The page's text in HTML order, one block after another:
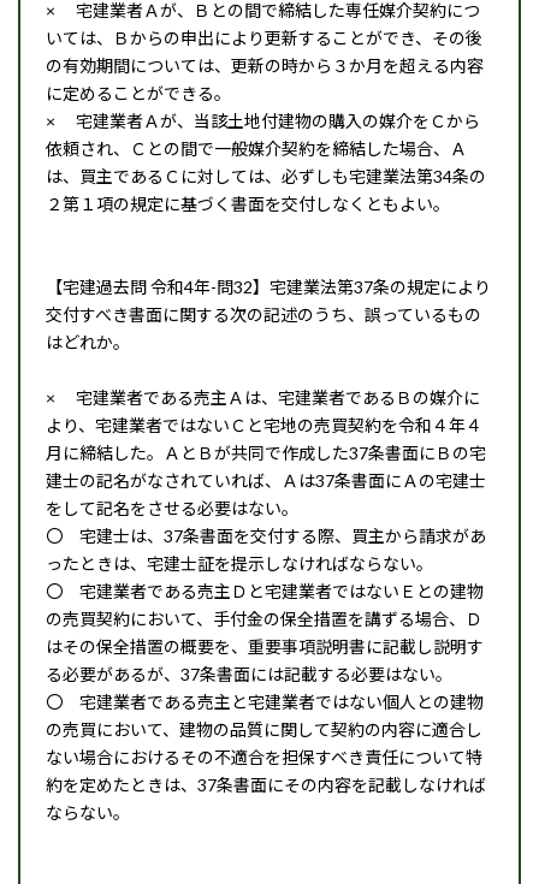
× 宅建業者Ａが、Ｂとの間で締結した専任媒介契約につ
いては、Ｂからの申出により更新することができ、その後
の有効期間については、更新の時から３か月を超える内容
に定めることができる。
× 宅建業者Ａが、当該土地付建物の購入の媒介をＣから
依頼され、Ｃとの間で一般媒介契約を締結した場合、Ａ
は、買主であるＣに対しては、必ずしも宅建業法第34条の
２第１項の規定に基づく書面を交付しなくともよい。
【宅建過去問 令和4年-問32】宅建業法第37条の規定により
交付すべき書面に関する次の記述のうち、誤っているもの
はどれか。
× 宅建業者である売主Ａは、宅建業者であるＢの媒介に
より、宅建業者ではないＣと宅地の売買契約を令和４年４
月に締結した。ＡとＢが共同で作成した37条書面にＢの宅
建士の記名がなされていれば、Ａは37条書面にＡの宅建士
をして記名をさせる必要はない。
〇 宅建士は、37条書面を交付する際、買主から請求があ
ったときは、宅建士証を提示しなければならない。
〇 宅建業者である売主Ｄと宅建業者ではないＥとの建物
の売買契約において、手付金の保全措置を講ずる場合、Ｄ
はその保全措置の概要を、重要事項説明書に記載し説明す
る必要があるが、37条書面には記載する必要はない。
〇 宅建業者である売主と宅建業者ではない個人との建物
の売買において、建物の品質に関して契約の内容に適合し
ない場合におけるその不適合を担保すべき責任について特
約を定めたときは、37条書面にその内容を記載しなければ
ならない。